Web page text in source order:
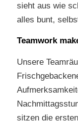
sieht aus wie
alles bunt,
Teamwork
Unsere
sitzen die